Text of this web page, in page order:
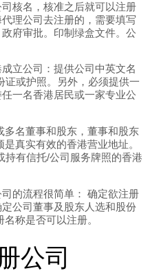
核名，核准之后就可以注册
理公司去注册的，需要填写
府审批。印制绿盒文件。公
立公司：提供公司中英文名
证或护照。另外，必须提供一
一名香港居民或一家专业公
多名董事和股东，董事和股东
真实有效的香港营业地址。
持有信托/公司服务牌照的香港
的流程很简单： 确定欲注册
公司董事及股东人选和股份
称是否可以注册。
公司